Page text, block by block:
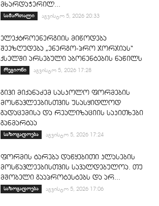
მხარდაჭერილ...
სამართალი აგვისტო 5, 2026 20:33
ელექტროენერგიის მიწოდება
შეეზღუდება „ენერგო-პრო ჯორჯიას“
ქსელში არსებული აბონენტების ნაწილს
რეგიონი აგვისტო 5, 2026 17:28
გივი მიქანაძემ სასკოლო ფორმების
მოსწავლეებისთვის უსასყიდლოდ
გადაცემისა და რეალიზაციის საკითხები
განმარტაა
საზოგადოება აგვისტო 5, 2026 17:24
ფორმის ტარება დაწყებითი კლასების
მოსწავლეებისთვის სავალდებულოა. თუ
მშობელი გააპროტესტებს და არ...
საზოგადოება აგვისტო 5, 2026 17:06